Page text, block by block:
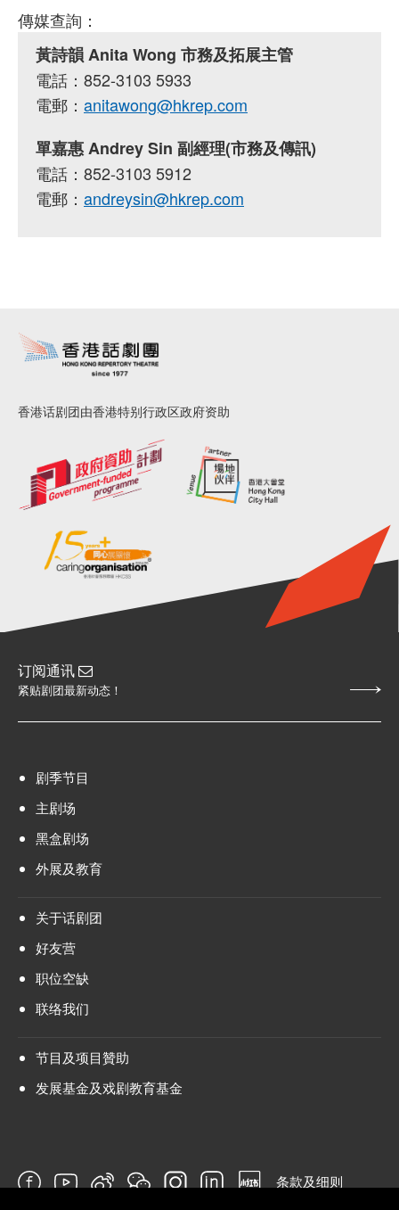
傳媒查詢：
黃詩韻 Anita Wong 市務及拓展主管
電話：852-3103 5933
電郵： anitawong@hkrep.com
單嘉惠 Andrey Sin 副經理(市務及傳訊)
電話：852-3103 5912
電郵： andreysin@hkrep.com
香港话剧团由香港特别行政区政府资助
订阅通讯
紧贴剧团最新动态！
剧季节目
主剧场
黑盒剧场
外展及教育
关于话剧团
好友营
职位空缺
联络我们
节目及项目贊助
发展基金及戏剧教育基金
条款及细则